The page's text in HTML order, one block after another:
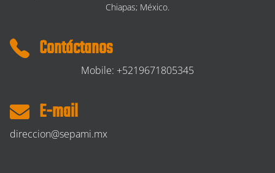
Chiapas; México.
Contáctanos
Mobile: +5219671805345
E-mail
direccion@sepami.mx